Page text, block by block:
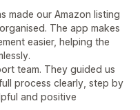
made our Amazon listing
The app makes
easier, helping the
team. They guided us
process clearly, step by
and positive